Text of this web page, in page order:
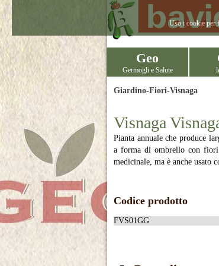
Geo
Germogli e Salute
Giardino-Fiori-Visnaga
Visnaga
Pianta annuale che produce
a forma di ombrello con fiori
medicinale, ma è anche usato
Codice prodotto
FVS01GG
Uso i cookie per